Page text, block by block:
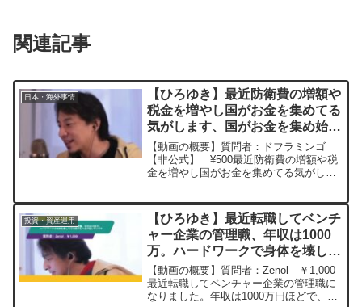
関連記事
日本・海外事情
【ひろゆき】最近防衛費の増額や
税金を増やし国がお金を集めてる
気がします、国がお金を集め始め
たら戦争の始まりと聞きました、
日本は戦争をする気があるんでし
ょうかー ひろゆき切り抜き
【動画の概要】質問者：ドフラミンゴ
【非公式】 ¥500最近防衛費の増額や税
金を増やし国がお金を集めてる気がしま
あるんでしょうか、戦争の予兆などを教
えて欲しいです。あと...
投資・資産運用
【ひろゆき】最近転職してベンチ
ャー企業の管理職、年収は1000
万。ハードワークで身体を壊しそ
うで続けるべきか悩んでいます
ー ひろゆき切り抜き
20241201
【動画の概要】質問者：Zenol ￥1,000
最近転職してベンチャー企業の管理職に
なりました。年収は1000万円ほどで、ス